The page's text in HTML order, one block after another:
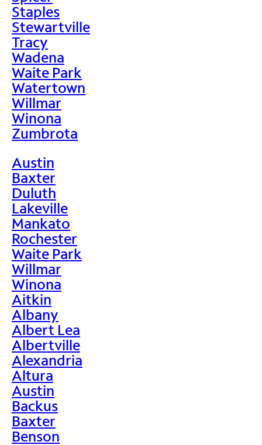
Staples
Stewartville
Tracy
Wadena
Waite Park
Watertown
Willmar
Winona
Zumbrota
Austin
Baxter
Duluth
Lakeville
Mankato
Rochester
Waite Park
Willmar
Winona
Aitkin
Albany
Albert Lea
Albertville
Alexandria
Altura
Austin
Backus
Baxter
Benson